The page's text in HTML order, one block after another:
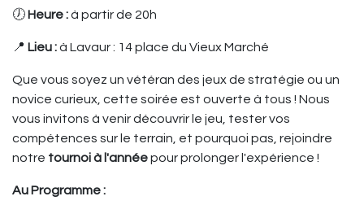
🕖 Heure :à partir de 20h
📍 Lieu :à Lavaur : 14 place du Vieux Marché
Que vous soyez un vétéran des jeux de stratégie ou un
novice curieux, cette soirée est ouverte à tous ! Nous
vous invitons à venir découvrir le jeu, tester vos
compétences sur le terrain, et pourquoi pas, rejoindre
notre tournoi à l'annéepour prolonger l'expérience !
Au Programme :